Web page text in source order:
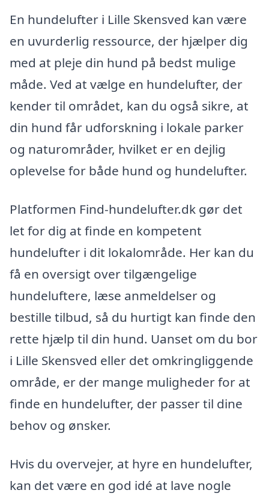
En hundelufter i Lille Skensved kan være
en uvurderlig ressource, der hjælper dig
med at pleje din hund på bedst mulige
måde. Ved at vælge en hundelufter, der
kender til området, kan du også sikre, at
din hund får udforskning i lokale parker
og naturområder, hvilket er en dejlig
oplevelse for både hund og hundelufter.
Platformen Find-hundelufter.dk gør det
let for dig at finde en kompetent
hundelufter i dit lokalområde. Her kan du
få en oversigt over tilgængelige
hundeluftere, læse anmeldelser og
bestille tilbud, så du hurtigt kan finde den
rette hjælp til din hund. Uanset om du bor
i Lille Skensved eller det omkringliggende
område, er der mange muligheder for at
finde en hundelufter, der passer til dine
behov og ønsker.
Hvis du overvejer, at hyre en hundelufter,
kan det være en god idé at lave nogle